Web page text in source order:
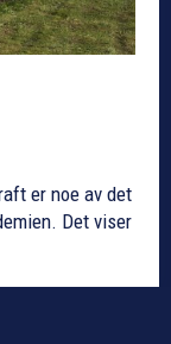
er noe av det
viser